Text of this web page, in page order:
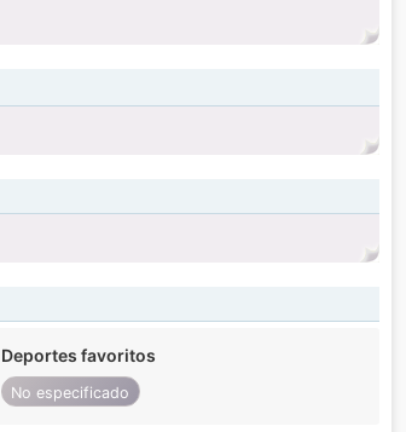
Deportes favoritos
No especificado